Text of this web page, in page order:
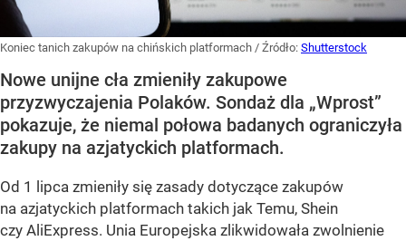
Koniec tanich zakupów na chińskich platformach / Źródło: Shutterstock
Nowe unijne cła zmieniły zakupowe
przyzwyczajenia Polaków. Sondaż dla „Wprost”
pokazuje, że niemal połowa badanych ograniczyła
zakupy na azjatyckich platformach.
Od 1 lipca zmieniły się zasady dotyczące zakupów
na azjatyckich platformach takich jak Temu, Shein
czy AliExpress. Unia Europejska zlikwidowała zwolnienie